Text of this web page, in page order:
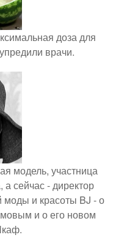
доза для
врачи.
модель, участница
сейчас - директор
моды и красоты BJ - о
и о его новом